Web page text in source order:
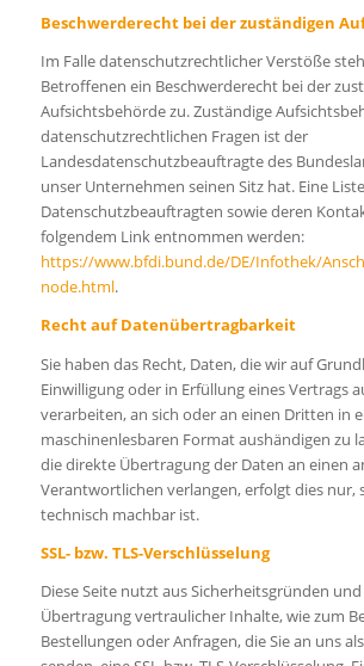
Beschwerderecht bei der zuständigen
Im Falle datenschutzrechtlicher Verstöße
Betroffenen ein Beschwerderecht bei der
Aufsichtsbehörde zu. Zuständige
datenschutzrechtlichen Fragen ist der
Landesdatenschutzbeauftragte des
unser Unternehmen seinen Sitz hat. Eine
Datenschutzbeauftragten sowie deren
folgendem Link entnommen werden:
https://www.bfdi.bund.de/DE/Infothek/
node.html.
Recht auf Datenübertragbarkeit
Sie haben das Recht, Daten, die wir auf
Einwilligung oder in Erfüllung eines Vertrags
verarbeiten, an sich oder an einen Dritten in
maschinenlesbaren Format aushändigen zu
die direkte Übertragung der Daten an einen
Verantwortlichen verlangen, erfolgt dies nur,
technisch machbar ist.
SSL- bzw. TLS-Verschlüsselung
Diese Seite nutzt aus Sicherheitsgründen
Übertragung vertraulicher Inhalte, wie zum
Bestellungen oder Anfragen, die Sie an uns